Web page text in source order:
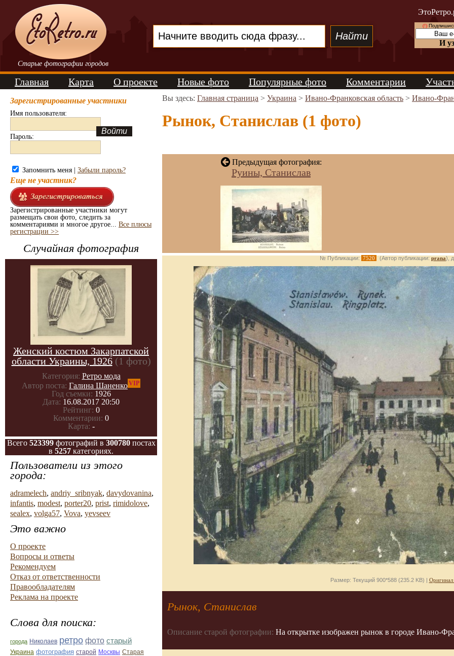
Старые фотографии городов
(!)
И
Главная Карта О проекте Новые фото Популярные фото Комментарии
Зарегистрированные участники
Имя пользователя:
Пароль:
Запомнить меня | Забыли пароль?
Еще не участник?
Зарегистрированные участники могут
размещать свои фото, следить за
комментариями и многое другое... Все плюсы
регистрации >>
Случайная фотография
Женский костюм Закарпатской
области Украины, 1926 (1 фото)
Категория: Ретро мода
Автор поста: Галина ШаненкоVIP
Год съемки: 1926
Дата: 16.08.2017 20:50
Рейтинг: 0
Комментарии: 0
Карта: -
Всего 523399фотографий в 300780постах
в 5257 категориях.
Пользователи из этого
города:
adramelech, andriy_sribnyak, davydovanina,
infantis, modest, porter20, prist, rimidolove,
sealex, volga57, Vova, yevseev
Это важно
О проекте
Вопросы и ответы
Рекомендуем
Отказ от ответственности
Правообладателям
Реклама на проекте
Слова для поиска:
города Николаев ретро фото старый
Украина фотография старой Москвы Старая
Вы здесь: Главная страница > Украина > Ивано-Франковская область > Ивано-
Рынок, Станислав (1 фото)
Предыдущая фотография:
Руины, Станислав
№ Публикации: 7520 (Автор публикации: prana),
Размер: Текущий 900*588 (235.2 KB) |
Рынок, Станислав
Описание старой фотографии: На открытке изображен рынок в городе Ивано-